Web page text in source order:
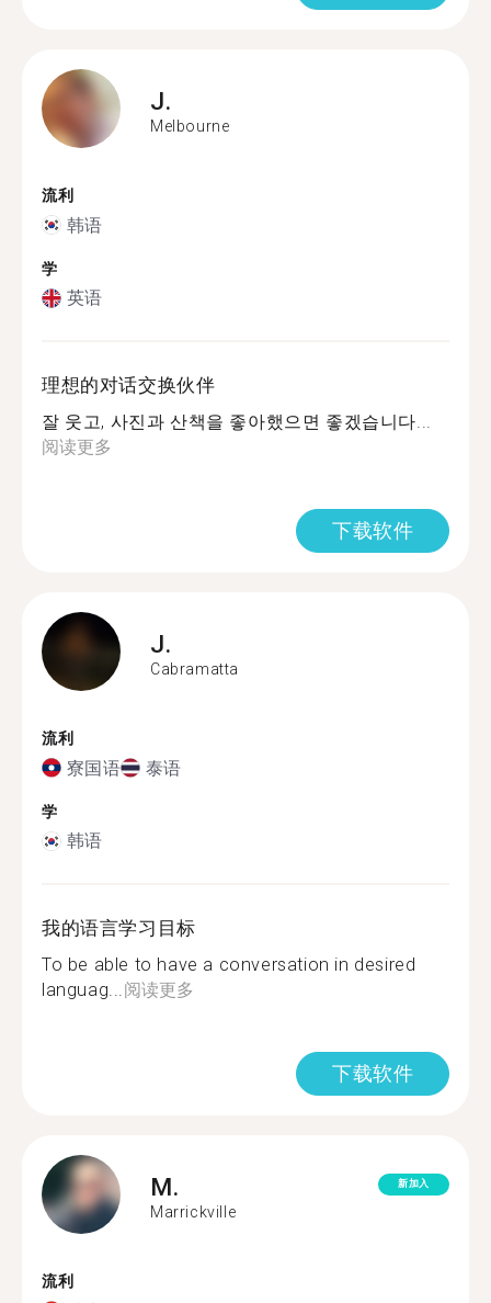
J.
Melbourne
流利
韩语
学
英语
理想的对话交换伙伴
잘 웃고, 사진과 산책을 좋아했으면 좋겠습니다...
阅读更多
下载软件
J.
Cabramatta
流利
寮国语 泰语
学
韩语
我的语言学习目标
To be able to have a conversation in desired
languag...阅读更多
下载软件
M.
Marrickville
新加入
流利